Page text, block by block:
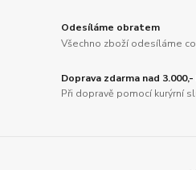
Odesíláme obratem
Všechno zboží odesíláme
Doprava zdarma nad 3.000,-
Při dopravě pomocí kurýrní